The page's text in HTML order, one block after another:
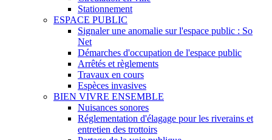
Stationnement
ESPACE PUBLIC
Signaler une anomalie sur l'espace public : So
Net
Démarches d'occupation de l'espace public
Arrêtés et règlements
Travaux en cours
Espèces invasives
BIEN VIVRE ENSEMBLE
Nuisances sonores
Réglementation d'élagage pour les riverains et
entretien des trottoirs